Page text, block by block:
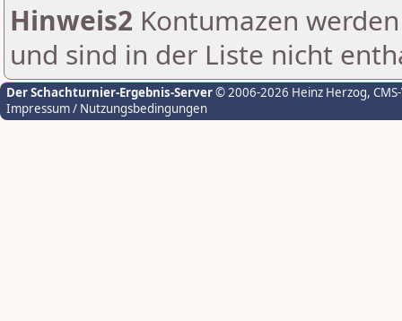
Hinweis2 Kontumazen
und sind in der Liste nicht
Der Schachturnier-Ergebnis-Server© 2006-2026 Heinz Herzog,
Impressum / Nutzungsbedingungen